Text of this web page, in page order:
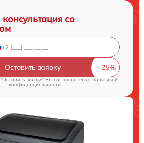
со
Оставить заявку
заявку" Вы соглашаетесь cполитикой
конфиденциальности